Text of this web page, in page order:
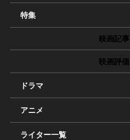
特集
映画記事
映画評価
ドラマ
アニメ
ライター一覧